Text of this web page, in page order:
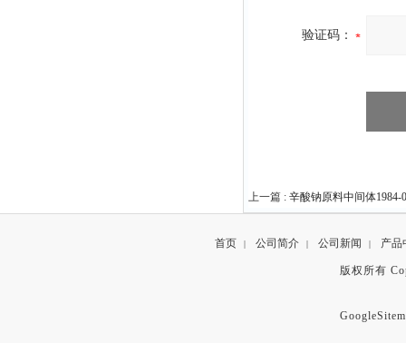
验证码：
上一篇 : 辛酸钠原料中间体1984-
首页 | 公司简介 | 公司新闻 | 产品
版权所有